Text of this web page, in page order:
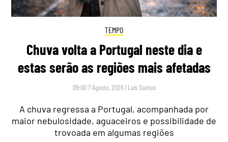
TEMPO
Chuva volta a Portugal neste dia e
estas serão as regiões mais afetadas
09:00 7 Agosto, 2026 | Luís Santos
A chuva regressa a Portugal, acompanhada por
maior nebulosidade, aguaceiros e possibilidade de
trovoada em algumas regiões